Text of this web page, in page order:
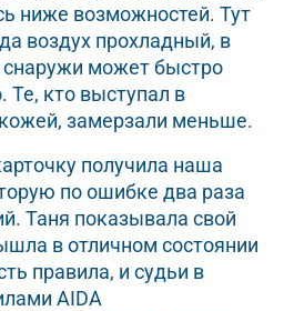
ниже возможностей. Тут
воздух прохладный, в
может быстро
Те, кто выступал в
замерзали меньше.
получила наша
по ошибке два раза
Таня показывала свой
в отличном состоянии
правила, и судьи в
AIDA